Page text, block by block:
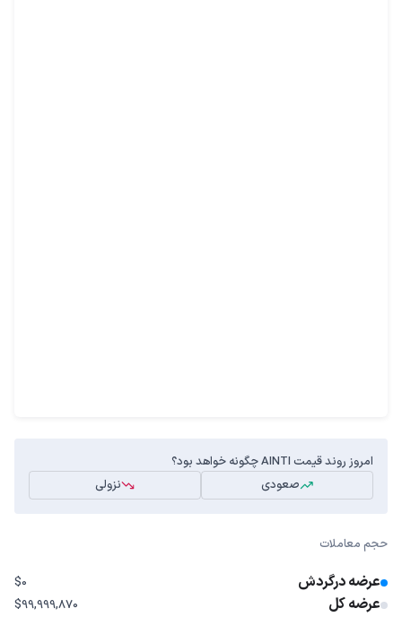
امروز روند قیمت AINTI چگونه خواهد بود؟
صعودی
نزولی
حجم معاملات
عرضه درگردش $0
عرضه کل $99,999,870